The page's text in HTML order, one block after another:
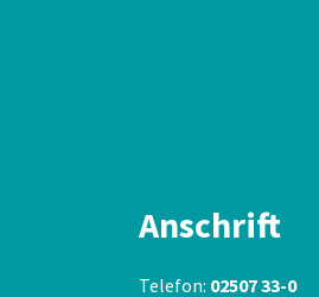
Anschrift
Telefon: 02507 33-0